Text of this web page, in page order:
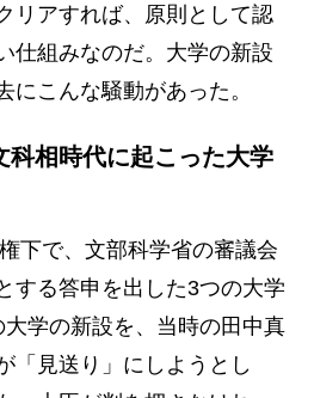
リアすれば、原則として認
仕組みなのだ。大学の新設
にこんな騒動があった。
科相時代に起こった大学
下で、文部科学省の審議会
する答申を出した3つの大学
学の新設を、当時の田中真
「見送り」にしようとし